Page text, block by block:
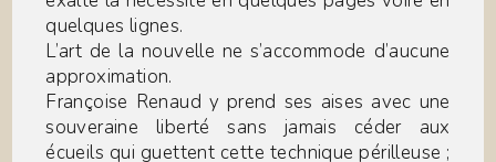
quelques lignes.
L’art de la nouvelle ne s’accommode d’aucune
approximation.
Françoise Renaud y prend ses aises avec une
souveraine liberté sans jamais céder aux
écueils qui guettent cette technique périlleuse ;